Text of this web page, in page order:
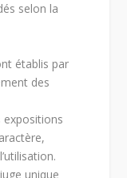
selon la
établis par
des
expositions
unique